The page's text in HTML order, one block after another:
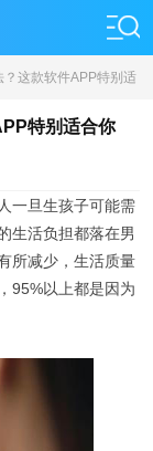
这款软件APP特别适
特别适合你
一旦生孩子可能需
生活负担都落在男
所减少，生活质量
95%以上都是因为